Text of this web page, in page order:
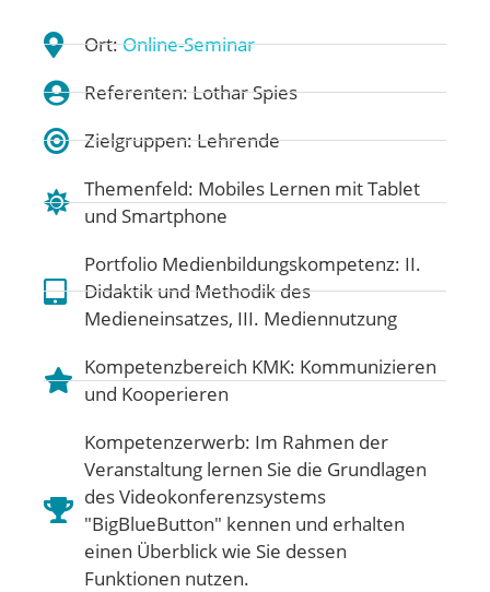
Ort:Online-Seminar
Referenten: Lothar Spies
Zielgruppen: Lehrende
Themenfeld: Mobiles Lernen mit Tablet
und Smartphone
Portfolio Medienbildungskompetenz: II.
Didaktik und Methodik des
Medieneinsatzes, III. Mediennutzung
Kompetenzbereich KMK: Kommunizieren
und Kooperieren
Kompetenzerwerb: Im Rahmen der
Veranstaltung lernen Sie die Grundlagen
des Videokonferenzsystems
"BigBlueButton" kennen und erhalten
einen Überblick wie Sie dessen
Funktionen nutzen.